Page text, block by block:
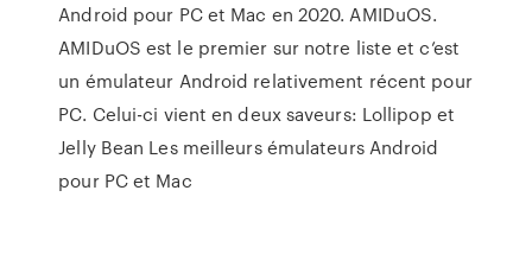
Android pour PC et Mac en 2020. AMIDuOS.
AMIDuOS est le premier sur notre liste et c’est
un émulateur Android relativement récent pour
PC. Celui-ci vient en deux saveurs: Lollipop et
Jelly Bean Les meilleurs émulateurs Android
pour PC et Mac